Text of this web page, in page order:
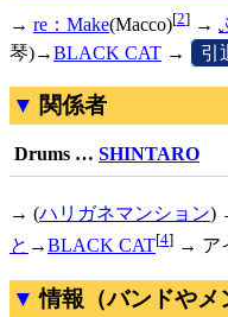
→ re：Make(Macco)[2] →
琴)→BLACK CAT → 引
関係者
Drums … SHINTARO
→ (ハリガネマンション)
と →BLACK CAT[4] → ア
情報（バンドやメ